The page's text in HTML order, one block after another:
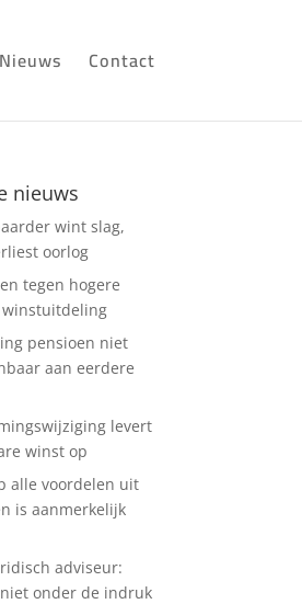
Nieuws Contact
nieuws
wint slag,
oorlog
tegen hogere
pensioen niet
aan eerdere
levert
winst op
alle voordelen uit
is aanmerkelijk
adviseur:
onder de indruk